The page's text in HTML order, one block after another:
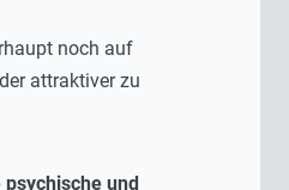
noch auf
attraktiver zu
und